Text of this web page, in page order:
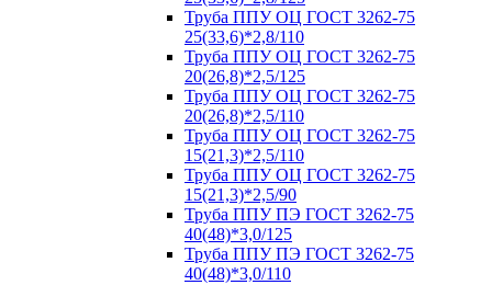
Труба ППУ ОЦ ГОСТ 3262-75
25(33,6)*2,8/110
Труба ППУ ОЦ ГОСТ 3262-75
20(26,8)*2,5/125
Труба ППУ ОЦ ГОСТ 3262-75
20(26,8)*2,5/110
Труба ППУ ОЦ ГОСТ 3262-75
15(21,3)*2,5/110
Труба ППУ ОЦ ГОСТ 3262-75
15(21,3)*2,5/90
Труба ППУ ПЭ ГОСТ 3262-75
40(48)*3,0/125
Труба ППУ ПЭ ГОСТ 3262-75
40(48)*3,0/110